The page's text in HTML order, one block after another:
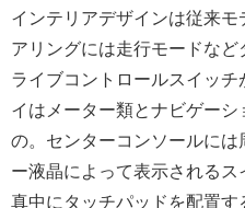
インテリアデザインは従来
アリングには走行モードな
ライブコントロールスイッ
イはメーター類とナビゲー
の。センターコンソールに
ー液晶によって表示される
真中にタッチパッドを配置